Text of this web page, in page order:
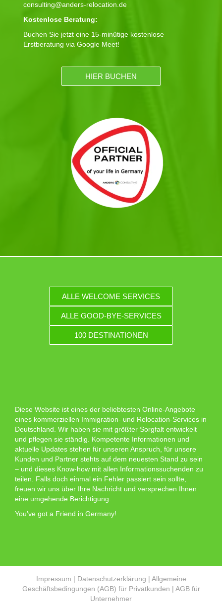
consulting@anders-relocation.de
Kostenlose Beratung:
Buchen Sie jetzt eine 15-minütige kostenlose
Erstberatung via Google Meet!
HIER BUCHEN
ALLE WELCOME SERVICES
ALLE GOOD-BYE-SERVICES
100 DESTINATIONEN
Diese Website ist eines der beliebtesten Online-Angebote
eines kommerziellen Immigration- und Relocation-Services in
Deutschland. Wir haben sie mit größter Sorgfalt entwickelt
und pflegen sie ständig. Kompetente Informationen und
aktuelle Updates stehen für unseren Anspruch, für unsere
Kunden und Partner stehts auf dem neuesten Stand zu sein
– und dieses Know-how mit allen Informationssuchenden zu
teilen. Falls doch einmal ein Fehler passiert sein sollte,
freuen wir uns über Ihre Nachricht und versprechen Ihnen
eine umgehende Berichtigung.
You’ve got a Friend in Germany!
Impressum | Datenschutzerklärung | Allgemeine
Geschäftsbedingungen (AGB) für Privatkunden | AGB für
Unternehmer